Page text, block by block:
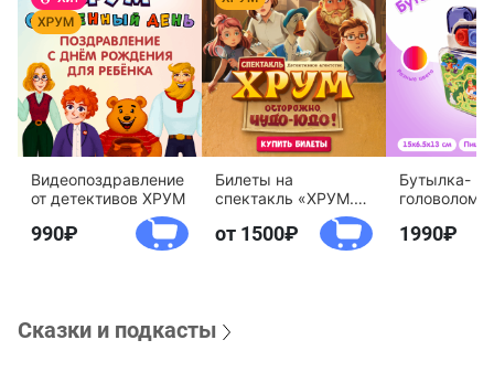
Видеопоздравление
от детективов ХРУМ
990
Билеты на
спектакль «ХРУМ.
Осторожно, Чудо-
Юдо!»
от 1500
Бутылка-
агентство
1990
Сказки и подкасты